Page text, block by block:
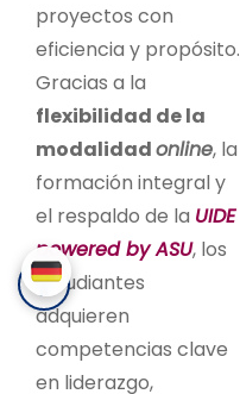
proyectos con
eficiencia y propósito.
Gracias a la
flexibilidad de la
modalidadonline, la
formación integral y
el respaldo de la UIDE
powered by ASU, los
estudiantes
adquieren
competencias clave
en liderazgo,